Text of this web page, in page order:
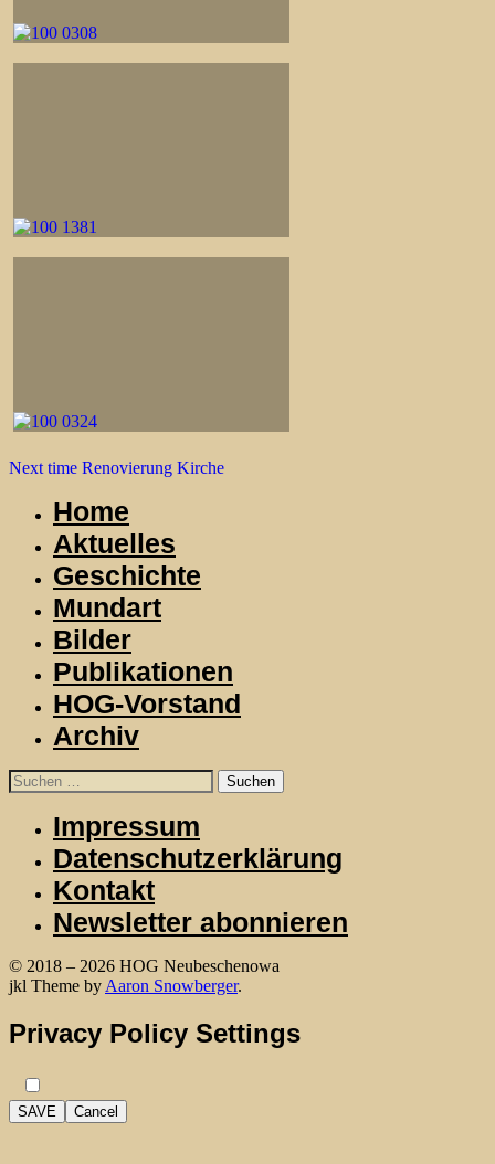
Post
navigation
Next time Next
Renovierung Kirche
Home
Aktuelles
Geschichte
Mundart
Bilder
Publikationen
HOG-Vorstand
Archiv
Suchen
nach:
Impressum
Datenschutzerklärung
Kontakt
Newsletter abonnieren
© 2018 – 2026 HOG Neubeschenowa
WordPress
jkl Theme by Aaron Snowberger.
Privacy Policy Settings
SAVE Cancel